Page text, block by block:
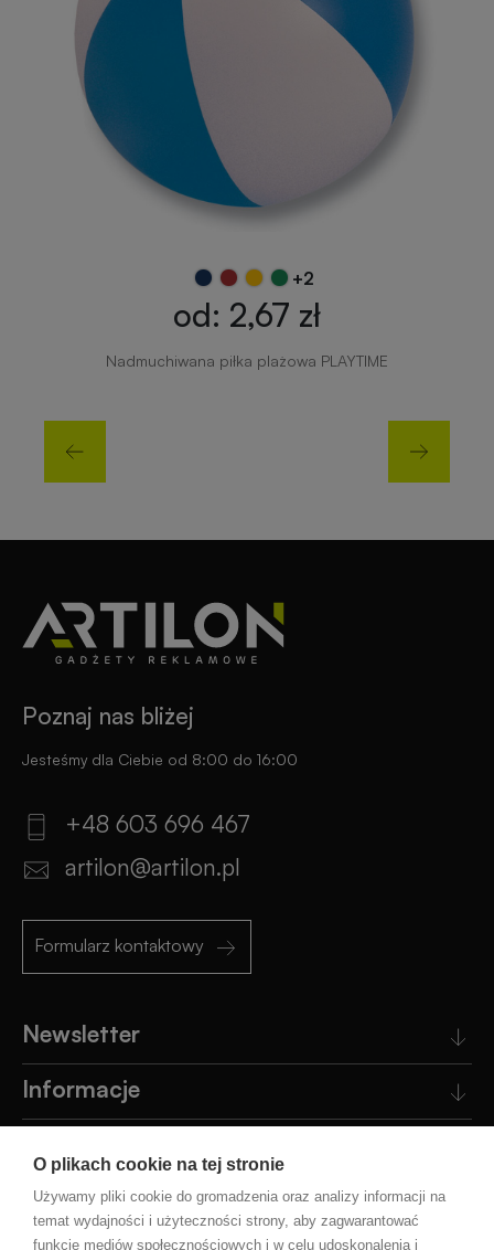
O plikach cookie na tej stronie
Używamy pliki cookie do gromadzenia oraz analizy informacji na
temat wydajności i użyteczności strony, aby zagwarantować
funkcje mediów społecznościowych i w celu udoskonalenia i
+2
od: 2,67 zł
Nadmuchiwana piłka plażowa PLAYTIME
Poznaj nas bliżej
Jesteśmy dla Ciebie od 8:00 do 16:00
+48 603 696 467
artilon@artilon.pl
Formularz kontaktowy
Newsletter
Informacje
Pomoc